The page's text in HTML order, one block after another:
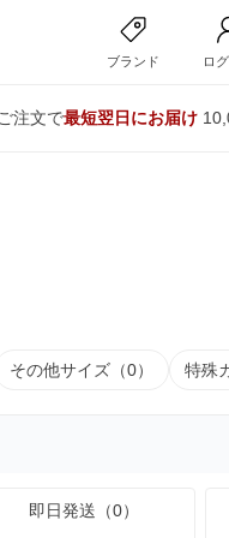
ブランド ロ
注文で最短翌日にお届け
その他サイズ（0） 特殊
即日発送（0）